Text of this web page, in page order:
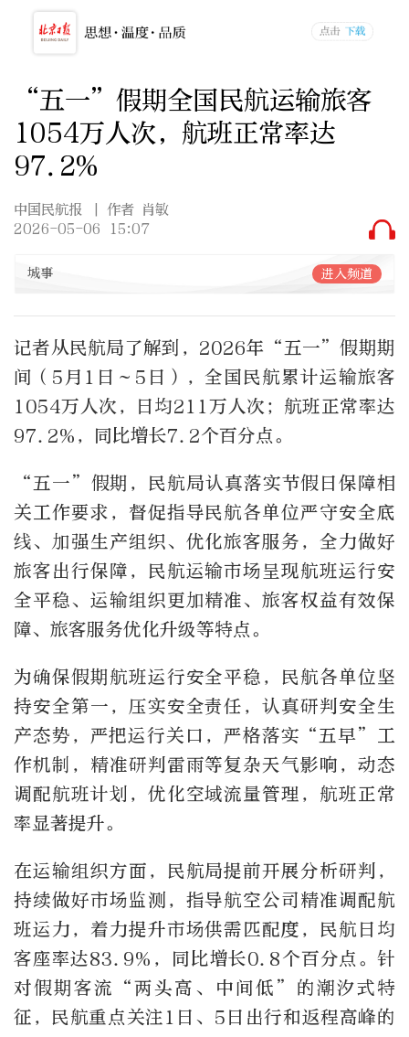
“五一”假期全国民航运输旅客
1054万人次，航班正常率达
97.2%
中国民航报
| 作者 肖敏
2026-05-06 15:07
城事 进入频道
记者从民航局了解到，2026年“五一”假期期
间（5月1日～5日），全国民航累计运输旅客
1054万人次，日均211万人次；航班正常率达
97.2%，同比增长7.2个百分点。
“五一”假期，民航局认真落实节假日保障相
关工作要求，督促指导民航各单位严守安全底
线、加强生产组织、优化旅客服务，全力做好
旅客出行保障，民航运输市场呈现航班运行安
全平稳、运输组织更加精准、旅客权益有效保
障、旅客服务优化升级等特点。
为确保假期航班运行安全平稳，民航各单位坚
持安全第一，压实安全责任，认真研判安全生
产态势，严把运行关口，严格落实“五早”工
作机制，精准研判雷雨等复杂天气影响，动态
调配航班计划，优化空域流量管理，航班正常
率显著提升。
在运输组织方面，民航局提前开展分析研判，
持续做好市场监测，指导航空公司精准调配航
班运力，着力提升市场供需匹配度，民航日均
客座率达83.9%，同比增长0.8个百分点。针
对假期客流“两头高、中间低”的潮汐式特
征，民航重点关注1日、5日出行和返程高峰的